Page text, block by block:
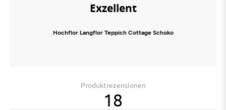
Exzellent
Hochflor Langflor Teppich Cottage Schoko
Produktrezensionen
18